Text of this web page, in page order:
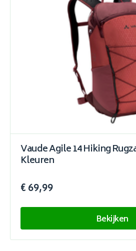
Vaude Agile 14 Hiking
Kleuren
€ 69,99
Bekijken